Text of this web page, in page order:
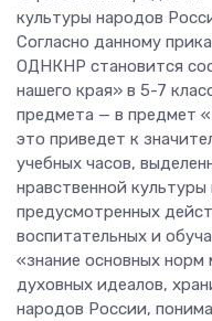
культуры народов
Согласно данному
ОДНКНР становится
нашего края» в 5-7
предмета — в предмет
это приведет к
учебных часов,
нравственной
предусмотренных
воспитательных и
«знание основных норм
духовных идеалов,
народов России,